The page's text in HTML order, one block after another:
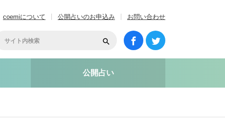
coemiについて 公開占いのお申込み お問い合わせ
公開占い